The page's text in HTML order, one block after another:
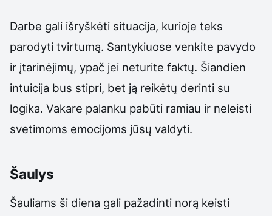
Darbe gali išryškėti situacija, kurioje teks
parodyti tvirtumą. Santykiuose venkite pavydo
ir įtarinėjimų, ypač jei neturite faktų. Šiandien
intuicija bus stipri, bet ją reikėtų derinti su
logika. Vakare palanku pabūti ramiau ir neleisti
svetimoms emocijoms jūsų valdyti.
Šaulys
Šauliams ši diena gali pažadinti norą keisti